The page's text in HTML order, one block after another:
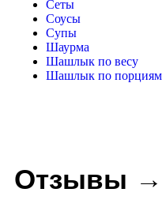
Сеты
Соусы
Супы
Шаурма
Шашлык по весу
Шашлык по порциям
Отзывы →